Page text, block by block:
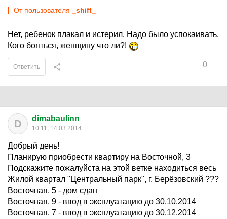
От пользователя _shift_
Нет, ребенок плакал и истерил. Надо было успокаивать.
Кого бояться, женщину что ли?!
0
Ответить
D dimabaulinn
10:11, 14.03.2014
Добрый день!
Планирую приобрести квартиру на Восточной, 3
Подскажите пожалуйста на этой ветке находиться весь
Жилой квартал "Центральный парк", г. Берёзовский ???
Восточная, 5 - дом сдан
Восточная, 9 - ввод в эксплуатацию до 30.10.2014
Восточная, 7 - ввод в эксплуатацию до 30.12.2014